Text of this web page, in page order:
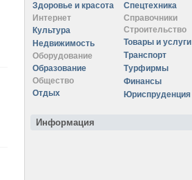
Здоровье и красота
Интернет
Культура
Недвижимость
Оборудование
Образование
Общество
Отдых
Спецтехника
Справочники
Строительство
Товары и услуги
Транспорт
Турфирмы
Финансы
Юриспруденция
Информация